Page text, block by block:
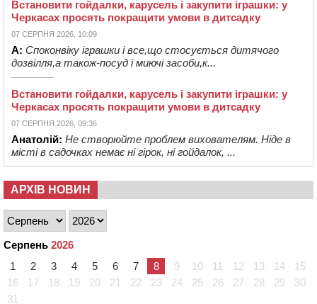
Встановити гойдалки, карусель і закупити іграшки: у
Черкасах просять покращити умови в дитсадку
07 СЕРПНЯ 2026, 10:09
А: Споконвіку іграшки і все,що стосується дитячого
дозвілля,а також-посуд і миючі засоби,к...
Встановити гойдалки, карусель і закупити іграшки: у
Черкасах просять покращити умови в дитсадку
07 СЕРПНЯ 2026, 09:36
Анатолій: Не створюйте проблем вихователям. Ніде в
місті в садочках немає ні гірок, ні гойдалок, ...
АРХІВ НОВИН
Серпень 2026
1
2 3 4 5 6 7 8 9 10 11 12 13 14
15
16
17 18 19 20 21 22 23 24 25 26 27 28 29
30
31